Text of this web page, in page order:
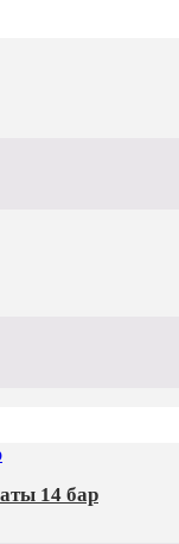
14 бар